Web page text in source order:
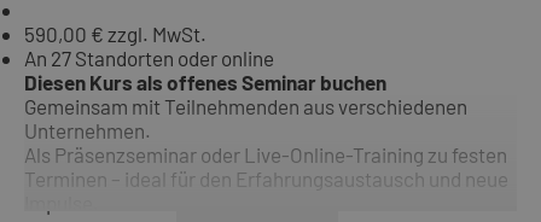
590,00 € zzgl. MwSt.
An 27 Standorten oder online
Diesen Kurs als offenes Seminar buchen
Gemeinsam mit Teilnehmenden aus verschiedenen
Unternehmen.
Als Präsenzseminar oder Live-Online-Training zu festen
Terminen – ideal für den Erfahrungsaustausch und neue